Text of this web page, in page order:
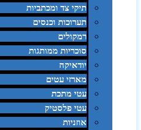
תיקי צד ומכתביות
תערוכות וכנסים
רמקולים
סוכריות ממותגות
יודאיקה
מארזי עטים
עטי מתכת
עטי פלסטיק
אוזניות